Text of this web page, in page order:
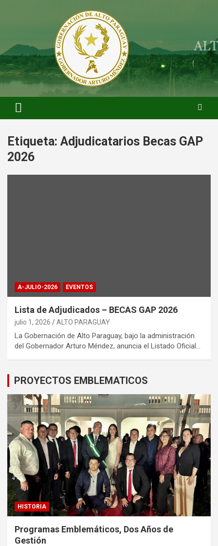
ARTUROMENDEZ.ORG
ARTURO MENDEZ GOBERNADOR 2023
Etiqueta: Adjudicatarios Becas GAP
2026
A-JULIO-2026 EVENTOS
Lista de Adjudicados – BECAS GAP 2026
julio 1, 2026 ALTO PARAGUAY
La Gobernación de Alto Paraguay, bajo la administración
del Gobernador Arturo Méndez, anuncia el Listado Oficial…
PROYECTOS EMBLEMATICOS
HISTORIA
Programas Emblemáticos, Dos Años de
Gestión